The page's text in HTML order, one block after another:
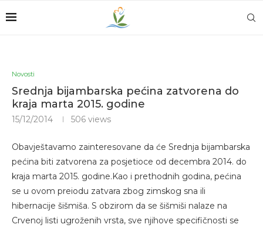
Novosti
Srednja bijambarska pećina zatvorena do
kraja marta 2015. godine
15/12/2014 506 views
Obavještavamo zainteresovane da će Srednja bijambarska
pećina biti zatvorena za posjetioce od decembra 2014. do
kraja marta 2015. godine.Kao i prethodnih godina, pećina
se u ovom preiodu zatvara zbog zimskog sna ili
hibernacije šišmiša. S obzirom da se šišmiši nalaze na
Crvenoj listi ugroženih vrsta, sve njihove specifičnosti se